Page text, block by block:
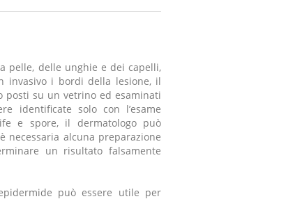
pelle, delle unghie e dei capelli,
invasivo i bordi della lesione, il
posti su un vetrino ed esaminati
identificate solo con l’esame
e spore, il dermatologo può
alcuna preparazione
un risultato falsamente
può essere utile per